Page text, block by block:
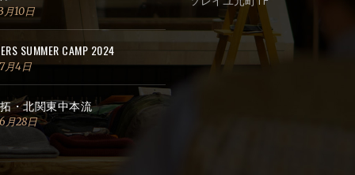
月10日
SUMMER CAMP 2024
月4日
・北関東中本流
月28日